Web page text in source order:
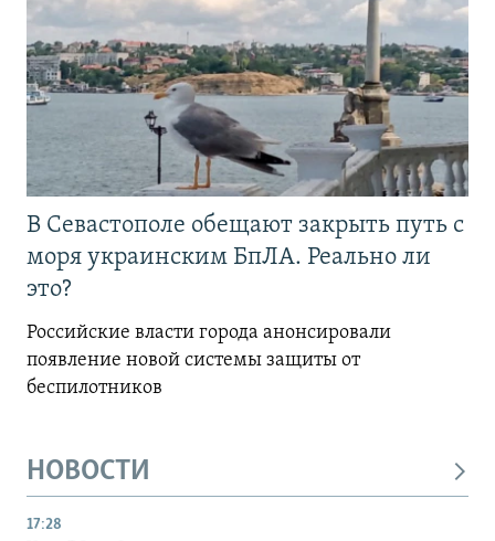
В Севастополе обещают закрыть путь с
моря украинским БпЛА. Реально ли
это?
Российские власти города анонсировали
появление новой системы защиты от
беспилотников
НОВОСТИ
17:28